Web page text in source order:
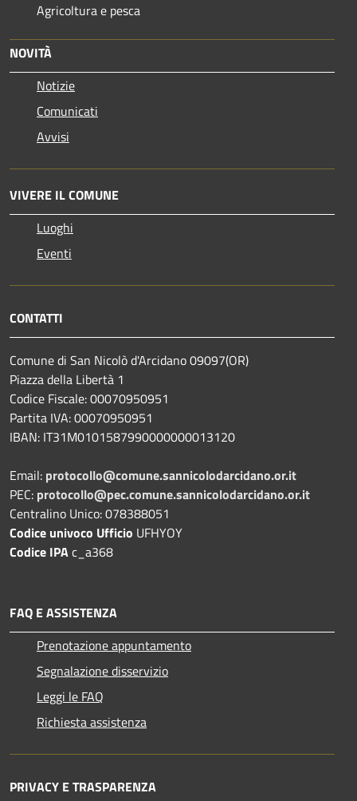
Agricoltura e pesca
NOVITÀ
Notizie
Comunicati
Avvisi
VIVERE IL COMUNE
Luoghi
Eventi
CONTATTI
Comune di San Nicolò d'Arcidano 09097(OR)
Piazza della Libertà 1
Codice Fiscale: 00070950951
Partita IVA: 00070950951
IBAN: IT31M0101587990000000013120
Email: protocollo@comune.sannicolodarcidano.or.it
PEC: protocollo@pec.comune.sannicolodarcidano.or.it
Centralino Unico: 078388051
Codice univoco Ufficio UFHYOY
Codice IPAc_a368
FAQ E ASSISTENZA
Prenotazione appuntamento
Segnalazione disservizio
Leggi le FAQ
Richiesta assistenza
PRIVACY E TRASPARENZA